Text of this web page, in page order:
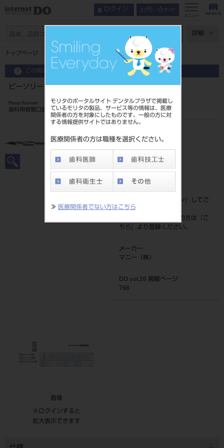
モリタのポータルサイト デンタルプラザで掲載し
ているモリタの製品、サービス等の情報は、医療
関係者の方を対象にしたものです。一般の方に対
する情報提供サイトではありません。
医療関係者の方は職種を選択ください。
≫ 医療関係者でない方はこちら
ログイン お問い合わせ
メニュー
詳細
トップページ ピーソリーマ 38mm 6入 ＃2
この商品に関するお問い合わせ
ピーソリーマ 38mm 6入 ＃2
Peeso Reamer
歯科用根管口拡大ドリル
2023904622
JAN/EANコード
標準価格
ログイン
』してご
覧ください。
ネット会員登録がまだの方は『
こ
ちら
』より登録ください。
メーカー
マニー（株）
DO vol.26 掲載ページ
766
画像
※ログインすると
拡大表示できます